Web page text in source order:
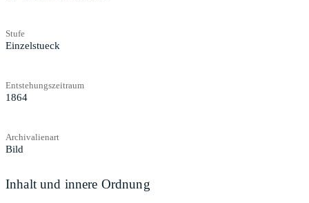
Stufe
Einzelstueck
Entstehungszeitraum
1864
Archivalienart
Bild
Inhalt und innere Ordnung